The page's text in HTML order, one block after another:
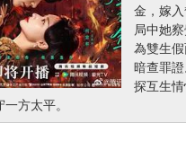
金，嫁
局中她
為雙生
暗查罪
探互生
方太平。